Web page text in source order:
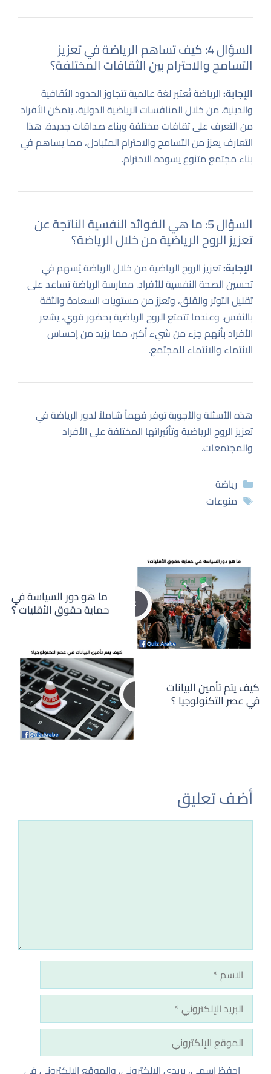
السؤال 4: كيف تساهم الرياضة في تعزيز
التسامح والاحترام بين الثقافات المختلفة؟
الإجابة:الرياضة تُعتبر لغة عالمية تتجاوز الحدود الثقافية
والدينية. من خلال المنافسات الرياضية الدولية، يتمكن الأفراد
من التعرف على ثقافات مختلفة وبناء صداقات جديدة. هذا
التعارف يعزز من التسامح والاحترام المتبادل، مما يساهم في
بناء مجتمع متنوع يسوده الاحترام.
السؤال 5: ما هي الفوائد النفسية الناتجة عن
تعزيز الروح الرياضية من خلال الرياضة؟
الإجابة:تعزيز الروح الرياضية من خلال الرياضة يُسهم في
تحسين الصحة النفسية للأفراد. ممارسة الرياضة تساعد على
تقليل التوتر والقلق، وتعزز من مستويات السعادة والثقة
بالنفس. وعندما تتمتع الروح الرياضية بحضور قوي، يشعر
الأفراد بأنهم جزء من شيء أكبر، مما يزيد من إحساس
الانتماء والانتماء للمجتمع.
هذه الأسئلة والأجوبة توفر فهماً شاملاً لدور الرياضة في
تعزيز الروح الرياضية وتأثيراتها المختلفة على الأفراد
والمجتمعات.
التصنيفات
رياضة
الوسوم
منوعات
ما هو دور السياسة في
حماية حقوق الأقليات ؟
كيف يتم تأمين البيانات
في عصر التكنولوجيا ؟
أضف تعليق
الاسم
البريد
الإلكتروني
الموقع
الإلكتروني